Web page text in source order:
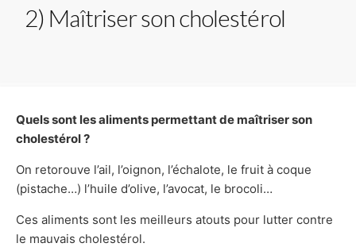
2) Maîtriser son cholestérol
Quels sont les aliments permettant de maîtriser son
cholestérol ?
On retorouve l’ail, l’oignon, l’échalote, le fruit à coque
(pistache…) l’huile d’olive, l’avocat, le brocoli…
Ces aliments sont les meilleurs atouts pour lutter contre
le mauvais cholestérol.